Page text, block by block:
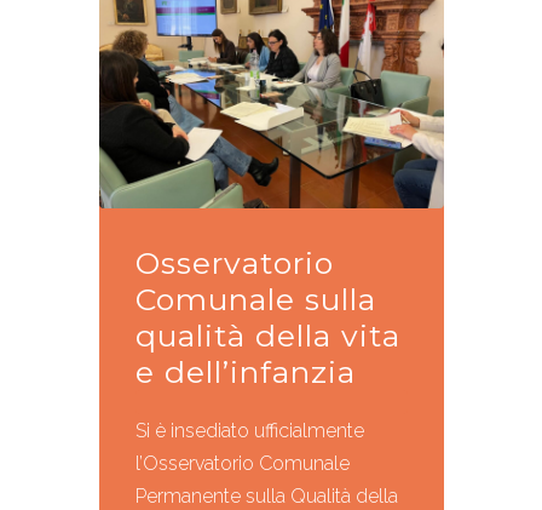
Osservatorio
Comunale sulla
qualità della vita
e dell’infanzia
Si è insediato ufficialmente
l’Osservatorio Comunale
Permanente sulla Qualità della